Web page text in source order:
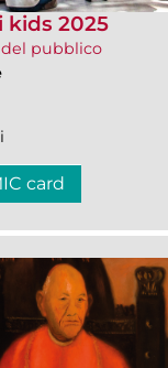
kids 2025
del pubblico
card